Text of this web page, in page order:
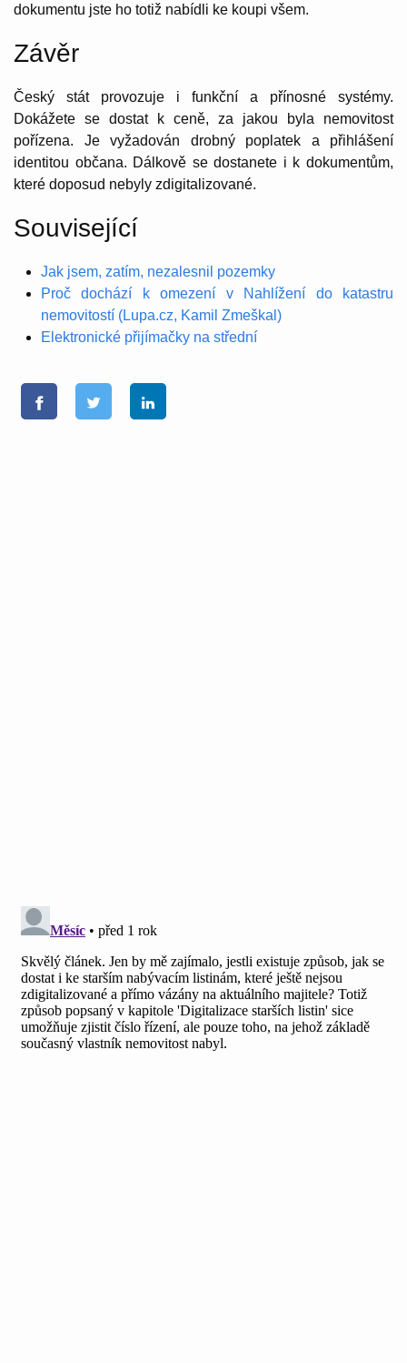
dokumentu jste ho totiž nabídli ke koupi všem.
Závěr
Český stát provozuje i funkční a přínosné systémy.
Dokážete se dostat k ceně, za jakou byla nemovitost
pořízena. Je vyžadován drobný poplatek a přihlášení
identitou občana. Dálkově se dostanete i k dokumentům,
které doposud nebyly zdigitalizované.
Související
Jak jsem, zatím, nezalesnil pozemky
Proč dochází k omezení v Nahlížení do katastru
nemovitostí (Lupa.cz, Kamil Zmeškal)
Elektronické přijímačky na střední